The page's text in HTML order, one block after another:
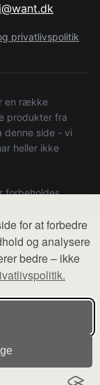
for at forbedre
og analysere
bedre – ikke
privatlivspolitik
en række
produkter fra
denne side - vi
heller ikke
forbeholdes.